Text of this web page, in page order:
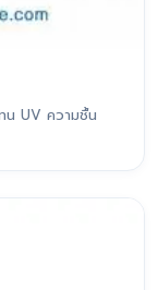
น UV ความชื้น